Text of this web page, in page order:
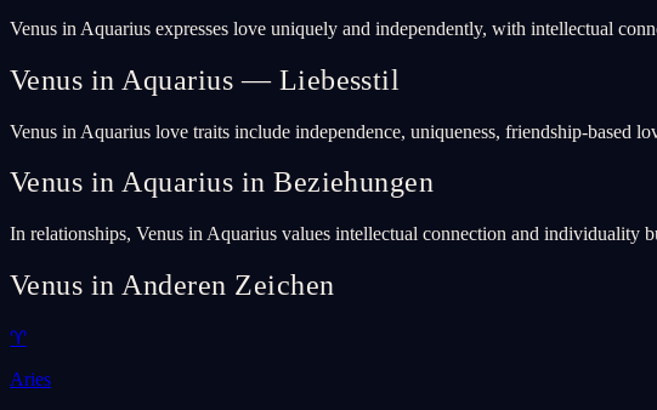
Venus in Aquarius expresses love uniquely and independently, with intellectual
Venus in Aquarius — Liebesstil
Venus in Aquarius love traits include independence, uniqueness, friendship-based
Venus in Aquarius in Beziehungen
In relationships, Venus in Aquarius values intellectual connection and individuality
Venus in Anderen Zeichen
♈
Aries